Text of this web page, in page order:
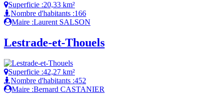
Superficie :20,33 km²
Nombre d'habitants :166
Maire :Laurent SALSON
Lestrade-et-Thouels
Superficie :42,27 km²
Nombre d'habitants :452
Maire :Bernard CASTANIER